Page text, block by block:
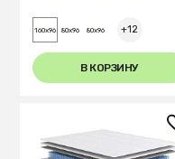
160x96 80x96 80x96 +12
В КОРЗИНУ